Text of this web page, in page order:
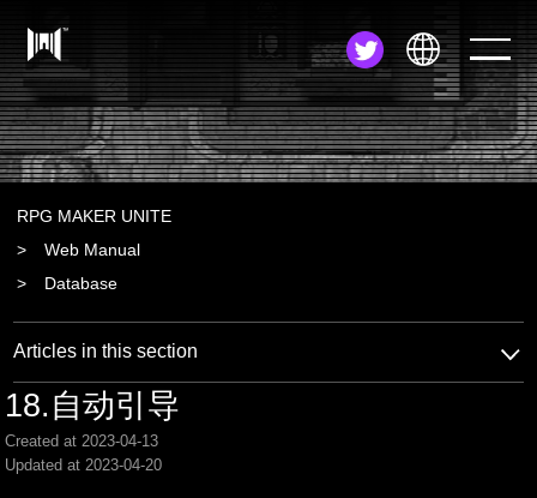
JA
EN
RPG MAKER UNITE
Web Manual
Database
Articles in this section
18.自动引导
Created at 2023-04-13
Updated at 2023-04-20